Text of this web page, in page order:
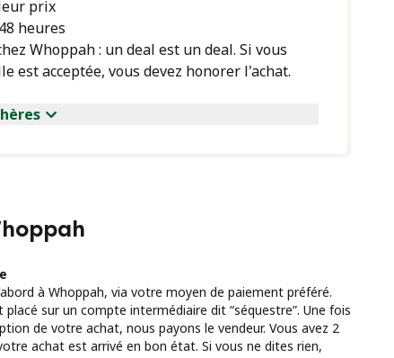
prix
heures
Whoppah : un deal est un deal. Si vous
est acceptée, vous devez honorer l'achat.
à Whoppah, via votre moyen de paiement préféré.
sur un compte intermédiaire dit “séquestre”. Une fois
de votre achat, nous payons le vendeur. Vous avez 2
achat est arrivé en bon état. Si vous ne dites rien,